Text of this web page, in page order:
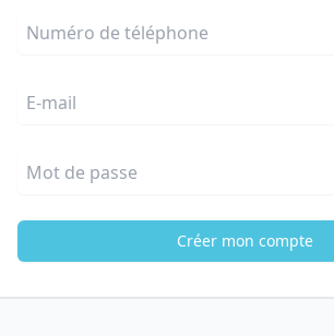
Numéro de téléphone
E-mail
Mot de passe
Créer mon compte